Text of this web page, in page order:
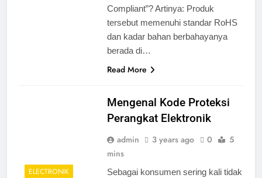
Compliant”? Artinya: Produk
tersebut memenuhi standar RoHS
dan kadar bahan berbahayanya
berada di…
Read More
ELECTRONIK
Mengenal Kode Proteksi
Perangkat Elektronik
admin 3 years ago 0
5
mins
Sebagai konsumen sering kali tidak